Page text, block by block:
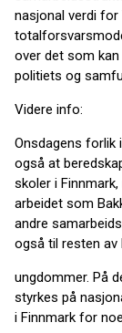
nasjonal verdi
over det som
politiets og
Videre info:
Onsdagens forlik
også at
skoler i
arbeidet som
andre
også til resten av
ungdommer. På
styrkes på
i Finnmark for